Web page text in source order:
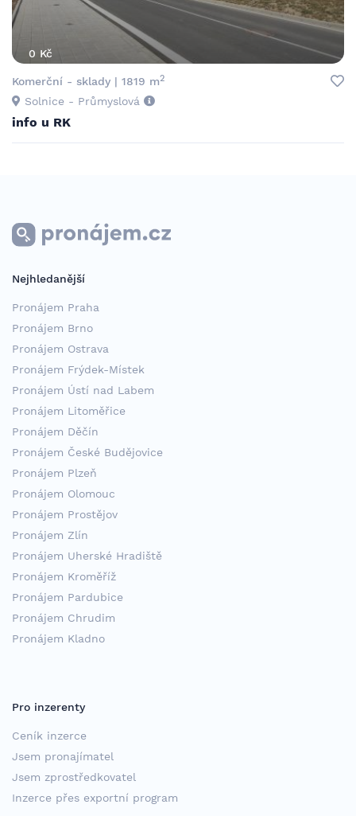
0 Kč
Komerční - sklady | 1819 m2
Solnice - Průmyslová
info u RK
Nejhledanější
Pronájem Praha
Pronájem Brno
Pronájem Ostrava
Pronájem Frýdek-Místek
Pronájem Ústí nad Labem
Pronájem Litoměřice
Pronájem Děčín
Pronájem České Budějovice
Pronájem Plzeň
Pronájem Olomouc
Pronájem Prostějov
Pronájem Zlín
Pronájem Uherské Hradiště
Pronájem Kroměříž
Pronájem Pardubice
Pronájem Chrudim
Pronájem Kladno
Pro inzerenty
Ceník inzerce
Jsem pronajímatel
Jsem zprostředkovatel
Inzerce přes exportní program